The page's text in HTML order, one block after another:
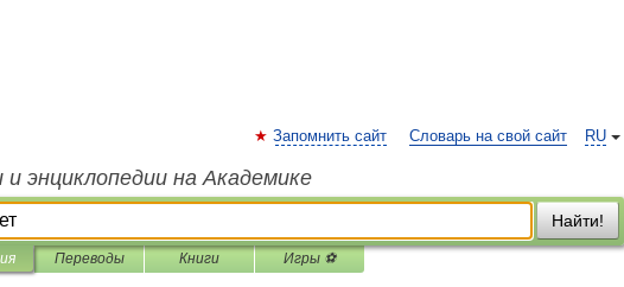
RU
Запомнить сайт Словарь на свой сайт
и энциклопедии на Академике
Найти!
Переводы Книги Игры ⚽